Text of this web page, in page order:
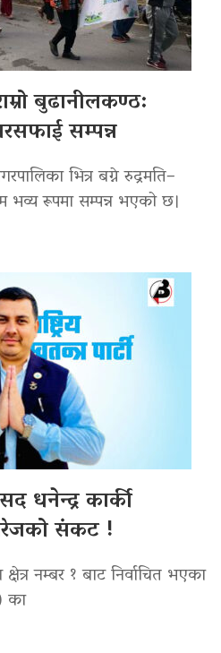
बुढानीलकण्ठ:
सम्पन्न
भित्र बग्ने रुद्रमति–
भव्य रूपमा सम्पन्न भएको छ।
धनेन्द्र कार्की
संकट !
नम्बर १ बाट निर्वाचित भएका
का